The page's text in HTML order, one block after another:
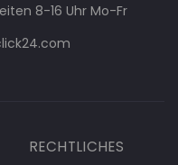
8-16 Uhr Mo-Fr
RECHTLICHES